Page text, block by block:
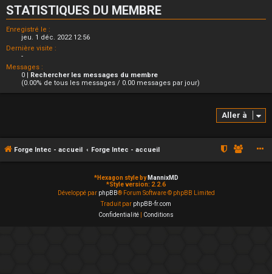
STATISTIQUES DU MEMBRE
Enregistré le :
jeu. 1 déc. 2022 12:56
Dernière visite :
-
Messages :
0 | Rechercher les messages du membre
(0.00% de tous les messages / 0.00 messages par jour)
Aller à
Forge Intec - accueil Forge Intec - accueil
*Hexagon style by MannixMD
*Style version: 2.2.6
Développé par phpBB® Forum Software © phpBB Limited
Traduit par phpBB-fr.com
Confidentialité
Conditions